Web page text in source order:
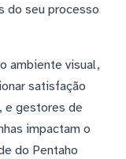
do seu processo
ambiente visual,
satisfação
e gestores de
impactam o
do Pentaho